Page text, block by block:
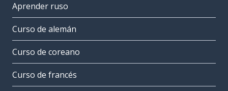
Aprender ruso
Curso de alemán
Curso de coreano
Curso de francés